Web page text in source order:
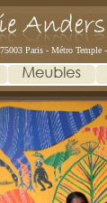
Paris - Métro